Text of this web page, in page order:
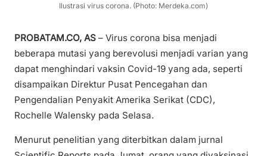
Ilustrasi virus corona. (Photo: Merdeka.com)
PROBATAM.CO, AS – Virus corona bisa menjadi
beberapa mutasi yang berevolusi menjadi varian yang
dapat menghindari vaksin Covid-19 yang ada, seperti
disampaikan Direktur Pusat Pencegahan dan
Pengendalian Penyakit Amerika Serikat (CDC),
Rochelle Walensky pada Selasa.
Menurut penelitian yang diterbitkan dalam jurnal